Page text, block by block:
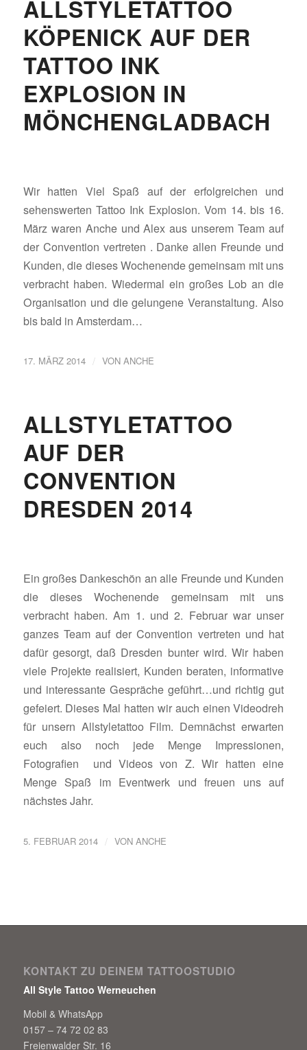
ALLSTYLETATTOO
KÖPENICK AUF DER
TATTOO INK
EXPLOSION IN
MÖNCHENGLADBACH
Wir hatten Viel Spaß auf der erfolgreichen und
sehenswerten Tattoo Ink Explosion. Vom 14. bis 16.
März waren Anche und Alex aus unserem Team auf
der Convention vertreten . Danke allen Freunde und
Kunden, die dieses Wochenende gemeinsam mit uns
verbracht haben. Wiedermal ein großes Lob an die
Organisation und die gelungene Veranstaltung. Also
bis bald in Amsterdam…
17. MÄRZ 2014 / VON ANCHE
ALLSTYLETATTOO
AUF DER
CONVENTION
DRESDEN 2014
Ein großes Dankeschön an alle Freunde und Kunden
die dieses Wochenende gemeinsam mit uns
verbracht haben. Am 1. und 2. Februar war unser
ganzes Team auf der Convention vertreten und hat
dafür gesorgt, daß Dresden bunter wird. Wir haben
viele Projekte realisiert, Kunden beraten, informative
und interessante Gespräche geführt…und richtig gut
gefeiert. Dieses Mal hatten wir auch einen Videodreh
für unsern Allstyletattoo Film. Demnächst erwarten
euch also noch jede Menge Impressionen,
Fotografien und Videos von Z. Wir hatten eine
Menge Spaß im Eventwerk und freuen uns auf
nächstes Jahr.
5. FEBRUAR 2014 / VON ANCHE
KONTAKT ZU DEINEM TATTOOSTUDIO
All Style Tattoo Werneuchen
Mobil & WhatsApp
0157 – 74 72 02 83
Freienwalder Str. 16